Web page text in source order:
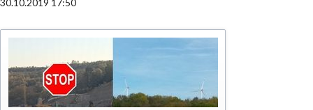
30.10.2019 17:50